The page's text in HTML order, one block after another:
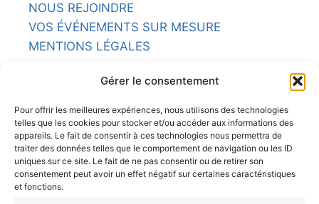
Gérer le consentement
Pour offrir les meilleures expériences, nous utilisons des technologies
telles que les cookies pour stocker et/ou accéder aux informations des
appareils. Le fait de consentir à ces technologies nous permettra de
traiter des données telles que le comportement de navigation ou les ID
uniques sur ce site. Le fait de ne pas consentir ou de retirer son
consentement peut avoir un effet négatif sur certaines caractéristiques
et fonctions.
NOUS REJOINDRE
VOS ÉVÉNEMENTS SUR MESURE
MENTIONS LÉGALES
NOS RESTAURANTS
L'ARMORIC
LA POTINIÈRE
LE BRITANNIA